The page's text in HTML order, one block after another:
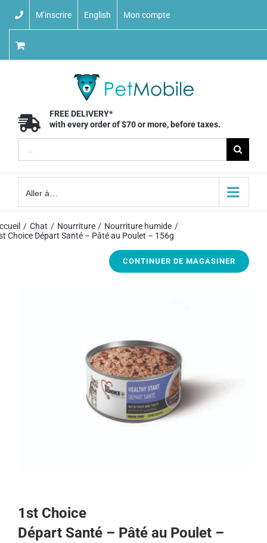
content
M’inscrire English Mon compte
FREE DELIVERY*
with every order of $70 or more, before taxes.
sur
le
site
Aller à…
Chat Nourriture
Nourriture humide
Choice Départ Santé – Pâté au Poulet – 156g
CONTINUER DE MAGASINER
1st Choice
Départ Santé – Pâté au Poulet –